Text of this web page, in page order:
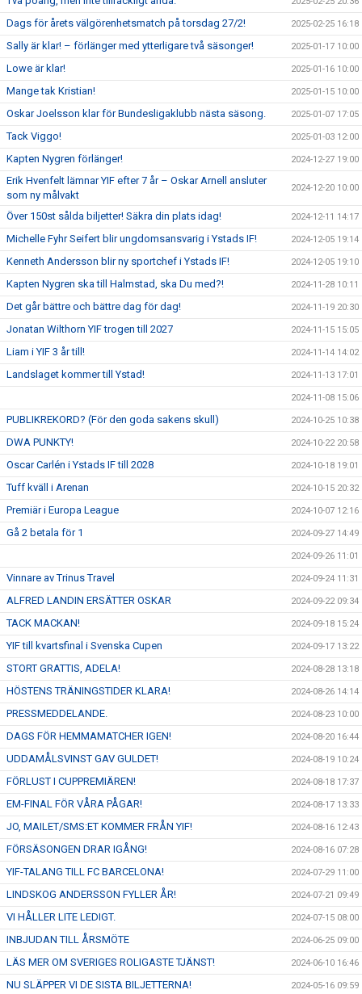
Dags för årets välgörenhetsmatch på torsdag 27/2! 2025-02-25 16:18
Sally är klar! – förlänger med ytterligare två säsonger! 2025-01-17 10:00
Lowe är klar! 2025-01-16 10:00
Mange tak Kristian! 2025-01-15 10:00
Oskar Joelsson klar för Bundesligaklubb nästa säsong. 2025-01-07 17:05
Tack Viggo! 2025-01-03 12:00
Kapten Nygren förlänger! 2024-12-27 19:00
Erik Hvenfelt lämnar YIF efter 7 år – Oskar Arnell ansluter
som ny målvakt
2024-12-20 10:00
Över 150st sålda biljetter! Säkra din plats idag! 2024-12-11 14:17
Michelle Fyhr Seifert blir ungdomsansvarig i Ystads IF! 2024-12-05 19:14
Kenneth Andersson blir ny sportchef i Ystads IF! 2024-12-05 19:10
Kapten Nygren ska till Halmstad, ska Du med?! 2024-11-28 10:11
Det går bättre och bättre dag för dag! 2024-11-19 20:30
Jonatan Wilthorn YIF trogen till 2027 2024-11-15 15:05
Liam i YIF 3 år till! 2024-11-14 14:02
Landslaget kommer till Ystad! 2024-11-13 17:01
2024-11-08 15:06
PUBLIKREKORD? (För den goda sakens skull) 2024-10-25 10:38
DWA PUNKTY! 2024-10-22 20:58
Oscar Carlén i Ystads IF till 2028 2024-10-18 19:01
Tuff kväll i Arenan 2024-10-15 20:32
Premiär i Europa League 2024-10-07 12:16
Gå 2 betala för 1 2024-09-27 14:49
2024-09-26 11:01
Vinnare av Trinus Travel 2024-09-24 11:31
ALFRED LANDIN ERSÄTTER OSKAR 2024-09-22 09:34
TACK MACKAN! 2024-09-18 15:24
YIF till kvartsfinal i Svenska Cupen 2024-09-17 13:22
STORT GRATTIS, ADELA! 2024-08-28 13:18
HÖSTENS TRÄNINGSTIDER KLARA! 2024-08-26 14:14
PRESSMEDDELANDE. 2024-08-23 10:00
DAGS FÖR HEMMAMATCHER IGEN! 2024-08-20 16:44
UDDAMÅLSVINST GAV GULDET! 2024-08-19 10:24
FÖRLUST I CUPPREMIÄREN! 2024-08-18 17:37
EM-FINAL FÖR VÅRA PÅGAR! 2024-08-17 13:33
JO, MAILET/SMS:ET KOMMER FRÅN YIF! 2024-08-16 12:43
FÖRSÄSONGEN DRAR IGÅNG! 2024-08-16 07:28
YIF-TALANG TILL FC BARCELONA! 2024-07-29 11:00
LINDSKOG ANDERSSON FYLLER ÅR! 2024-07-21 09:49
VI HÅLLER LITE LEDIGT. 2024-07-15 08:00
INBJUDAN TILL ÅRSMÖTE 2024-06-25 09:00
LÄS MER OM SVERIGES ROLIGASTE TJÄNST! 2024-06-10 16:46
NU SLÄPPER VI DE SISTA BILJETTERNA! 2024-05-16 09:59